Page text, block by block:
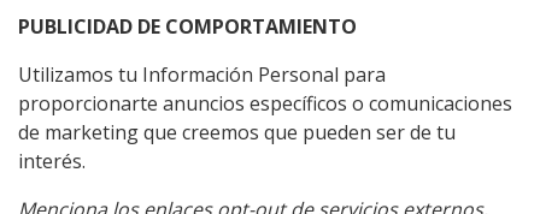
PUBLICIDAD DE COMPORTAMIENTO
Utilizamos tu Información Personal para
proporcionarte anuncios específicos o comunicaciones
de marketing que creemos que pueden ser de tu
interés.